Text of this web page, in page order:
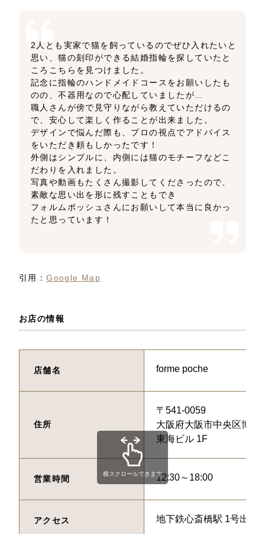
2人とも実家で猫を飼っているのでぜひ入れたいと
思い、猫の刻印ができる結婚指輪を探していたと
ころこちらを見つけました。
記念に指輪のハンドメイドコースをお願いしたも
のの、不器用なので心配していましたが…
職人さんが傍で見守りながら教えていただけるの
で、安心して楽しく作ることが出来ました。
デザインで悩んだ際も、プロの視点でアドバイス
をいただき頼もしかったです！
外側はシンプルに、内側には猫のモチーフなどこ
だわりを入れました。
写真や動画もたくさん撮影してくださったので、
素敵な思い出を形に残すこともでき
フォルムポッシュさんにお願いして本当に良かっ
たと思っています！
引用：Google Map
お店の情報
店舗名 forme poche
住所
〒541-0059
大阪府大阪市中央区博労
東海ビル 1F
営業時間 12:30～18:00
アクセス 地下鉄心斎橋駅 1号出口
横スクロールできます